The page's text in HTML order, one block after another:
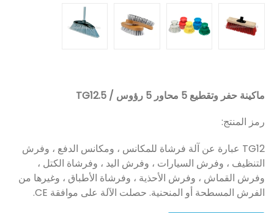
ماكينة حفر وتقطيع 5 محاور 5 رؤوس / TG12.5
رمز المنتج:
TG12 عبارة عن آلة فرشاة للمكانس ، ومكانس الدفع ، وفرش
التنظيف ، وفرش السيارات ، وفرش اليد ، وفرشاة الكتل ،
وفرش القماش ، وفرش الأحذية ، وفرشاة الأطباق ، وغيرها من
الفرش المسطحة أو المنحنية. حصلت الآلة على موافقة CE.